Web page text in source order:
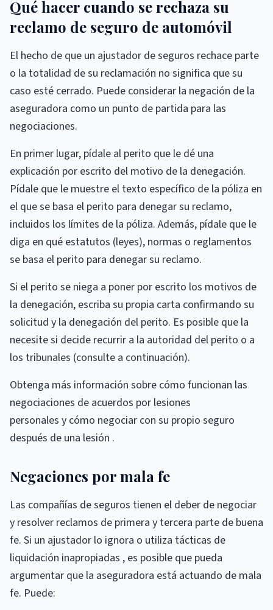
Qué hacer cuando se rechaza su
reclamo de seguro de automóvil
El hecho de que un ajustador de seguros rechace parte
o la totalidad de su reclamación no significa que su
caso esté cerrado. Puede considerar la negación de la
aseguradora como un punto de partida para las
negociaciones.
En primer lugar, pídale al perito que le dé una
explicación por escrito del motivo de la denegación.
Pídale que le muestre el texto específico de la póliza en
el que se basa el perito para denegar su reclamo,
incluidos los límites de la póliza. Además, pídale que le
diga en qué estatutos (leyes), normas o reglamentos
se basa el perito para denegar su reclamo.
Si el perito se niega a poner por escrito los motivos de
la denegación, escriba su propia carta confirmando su
solicitud y la denegación del perito. Es posible que la
necesite si decide recurrir a la autoridad del perito o a
los tribunales (consulte a continuación).
Obtenga más información sobre cómo funcionan las
negociaciones de acuerdos por lesiones
personales y cómo negociar con su propio seguro
después de una lesión .
Negaciones por mala fe
Las compañías de seguros tienen el deber de negociar
y resolver reclamos de primera y tercera parte de buena
fe. Si un ajustador lo ignora o utiliza tácticas de
liquidación inapropiadas , es posible que pueda
argumentar que la aseguradora está actuando de mala
fe. Puede: